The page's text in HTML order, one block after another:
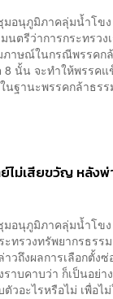
มอนุภูมิภาคลุ่มน้ำโข
ตรีว่าการกระทรวง
าษณ์ในกรณีพรรคก
8 นั้น จะทำให้พรรค
นฐานะพรรคกล้าธร
ไม่เสียขวัญ หลัง
มอนุภูมิภาคลุ่มน้ำโข
ทรวงทรัพยากรธร
วถึงผลการเลือกตั้ง
าบคาบว่า ก็เป็นอย่
วอะไรหรือไม่ เพื่อไ